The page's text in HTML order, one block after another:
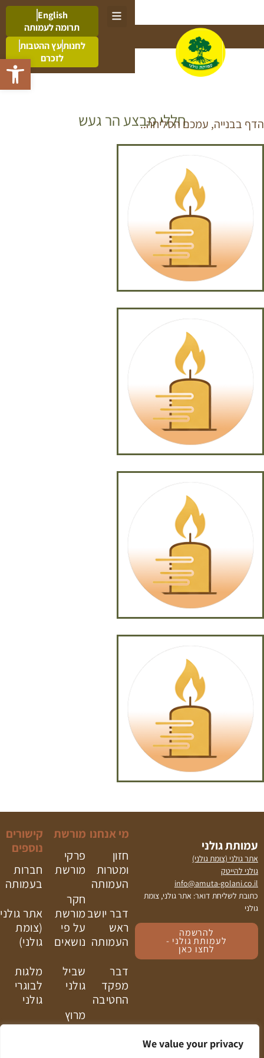
פתח
We value your privacy
English
תרומה לעמותה
לחנותעץ ההטבות
לזכרם
חללי מבצע הר געשהדף בבנייה, עמכם הסליחה..
מי אנחנו
חזון
ומטרות
העמותה
דבר יושב
ראש
העמותה
דבר
מפקד
החטיבה
בעלי
מורשת
פרקי
מורשת
חקר
מורשת
על פי
נושאים
שביל
גולני
מרוץ
גולני
קישורים
נוספים
חברות
בעמותה
אתר גולני
(צומת
גולני)
מלגות
לבוגרי
גולני
עמותת גולני
אתר גולני (צומת גולני)
גולני להייטק
info@amuta-golani.co.il
כתובת לשליחת דואר: אתר גולני, צומת
גולני
להרשמה
לעמותת גולני -
לחצו כאן